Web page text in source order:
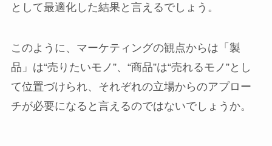
として最適化した結果と言えるでしょう。
このように、マーケティングの観点からは「製
品」は“売りたいモノ”、“商品”は“売れるモノ”とし
て位置づけられ、それぞれの立場からのアプロー
チが必要になると言えるのではないでしょうか。